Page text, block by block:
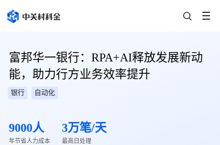
富邦华一银行：RPA+AI释放发展新动
能，助力行方业务效率提升
银行 自动化
9000人
年节省人力成本
3万笔/天
最高日处理